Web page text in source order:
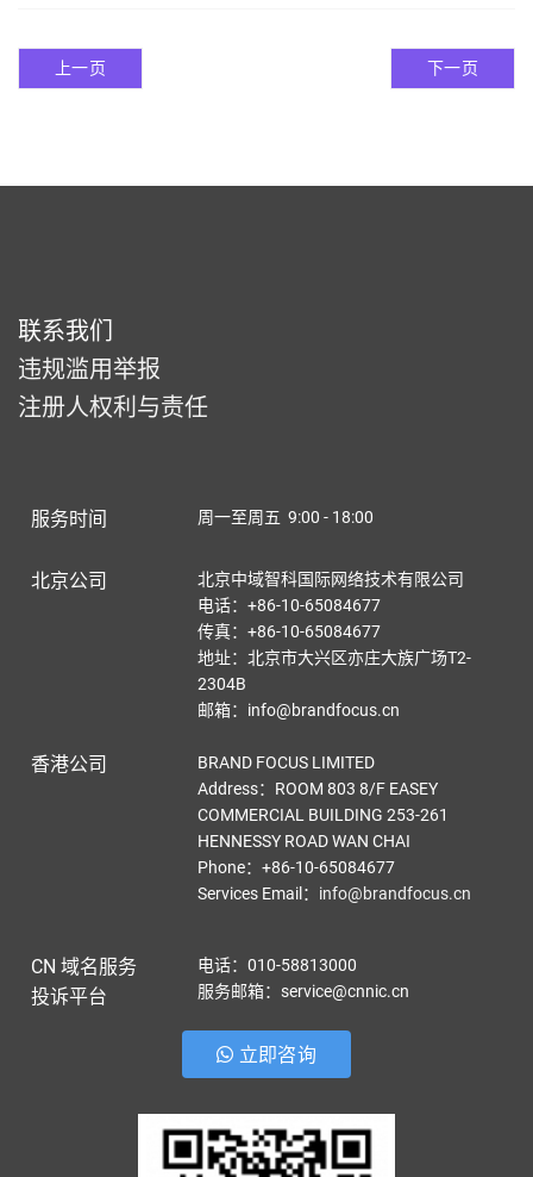
上一页 下一页
联系我们
违规滥用举报
注册人权利与责任
服务时间 周一至周五 9:00 - 18:00
北京公司
北京中域智科国际网络技术有限公司
电话：+86-10-65084677
传真：+86-10-65084677
地址：北京市大兴区亦庄大族广场T2-
2304B
邮箱：info@brandfocus.cn
香港公司
BRAND FOCUS LIMITED
Address：ROOM 803 8/F EASEY
COMMERCIAL BUILDING 253-261
HENNESSY ROAD WAN CHAI
Phone：+86-10-65084677
Services Email ： info@brandfocus.cn
CN 域名服务
投诉平台
电话：010-58813000
服务邮箱：service@cnnic.cn
立即咨询